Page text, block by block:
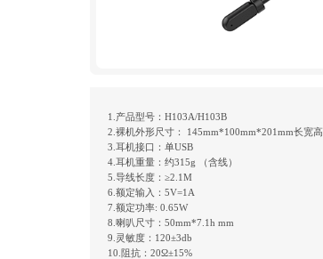
1.产品型号：H103A/H103B
2.裸机外形尺寸： 145mm*100mm*201mm长宽高
3.耳机接口：单USB
4.耳机重量：约315g （含线）
5.导线长度：≥2.1M
6.额定输入：5V=1A
7.额定功率: 0.65W
8.喇叭尺寸：50mm*7.1h mm
9.灵敏度：120±3db
10.阻抗：20Ω±15%